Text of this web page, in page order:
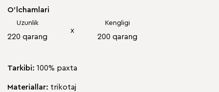
O'lchamlari
Uzunlik
220 qarang
х
Kengligi
200 qarang
Tarkibi: 100% paxta
Materiallar: trikotaj